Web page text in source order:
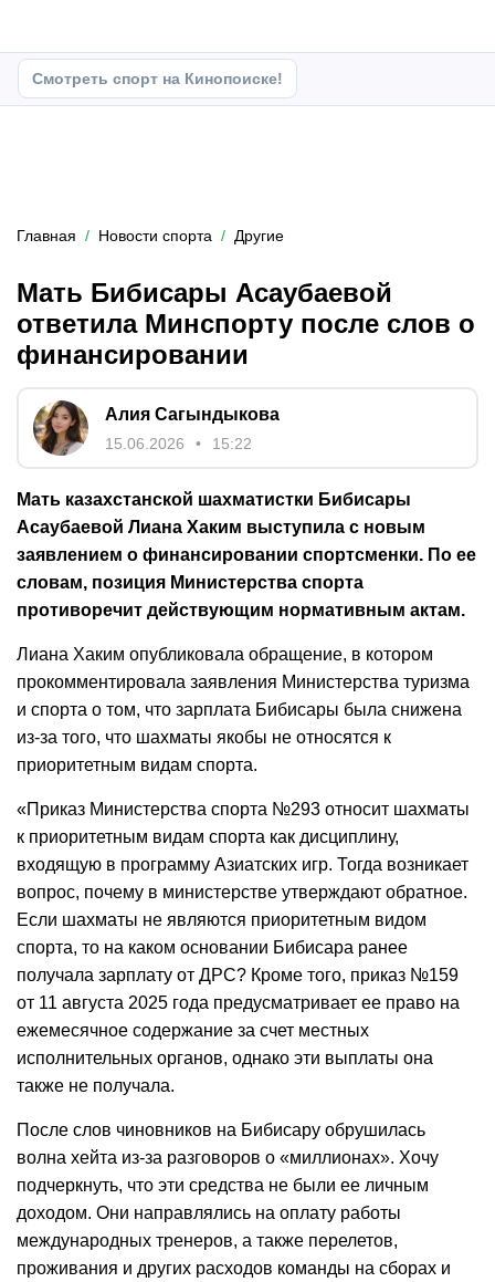
Смотреть спорт на Кинопоиске!
Главная Новости спорта Другие
Мать Бибисары Асаубаевой
ответила Минспорту после слов о
финансировании
Алия Сагындыкова
15.06.2026 15:22
Мать казахстанской шахматистки Бибисары
Асаубаевой Лиана Хаким выступила с новым
заявлением о финансировании спортсменки. По ее
словам, позиция Министерства спорта
противоречит действующим нормативным актам.
Лиана Хаким опубликовала обращение, в котором
прокомментировала заявления Министерства туризма
и спорта о том, что зарплата Бибисары была снижена
из-за того, что шахматы якобы не относятся к
приоритетным видам спорта.
«Приказ Министерства спорта №293 относит шахматы
к приоритетным видам спорта как дисциплину,
входящую в программу Азиатских игр. Тогда возникает
вопрос, почему в министерстве утверждают обратное.
Если шахматы не являются приоритетным видом
спорта, то на каком основании Бибисара ранее
получала зарплату от ДРС? Кроме того, приказ №159
от 11 августа 2025 года предусматривает ее право на
ежемесячное содержание за счет местных
исполнительных органов, однако эти выплаты она
также не получала.
После слов чиновников на Бибисару обрушилась
волна хейта из-за разговоров о «миллионах». Хочу
подчеркнуть, что эти средства не были ее личным
доходом. Они направлялись на оплату работы
международных тренеров, а также перелетов,
проживания и других расходов команды на сборах и